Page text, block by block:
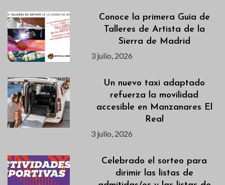
Conoce la primera Guía de
Talleres de Artista de la
Sierra de Madrid
3 julio, 2026
Un nuevo taxi adaptado
refuerza la movilidad
accesible en Manzanares El
Real
3 julio, 2026
Celebrado el sorteo para
dirimir las listas de